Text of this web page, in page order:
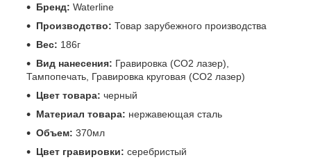
Бренд: Waterline
Производство: Товар зарубежного производства
Вес: 186г
Вид нанесения: Гравировка (CO2 лазер),
Тампопечать, Гравировка круговая (CO2 лазер)
Цвет товара: черный
Материал товара: нержавеющая сталь
Объем: 370мл
Цвет гравировки: серебристый